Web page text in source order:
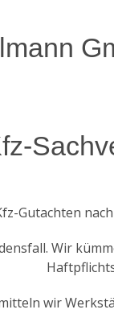
Gutachten
Wir
wir